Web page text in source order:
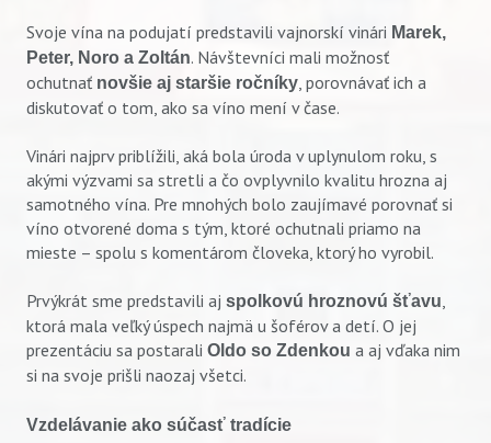
Svoje vína na podujatí predstavili vajnorskí vinári Marek,
Peter, Noro a Zoltán. Návštevníci mali možnosť
ochutnať novšie aj staršie ročníky , porovnávať ich a
diskutovať o tom, ako sa víno mení v čase.
Vinári najprv priblížili, aká bola úroda v uplynulom roku, s
akými výzvami sa stretli a čo ovplyvnilo kvalitu hrozna aj
samotného vína. Pre mnohých bolo zaujímavé porovnať si
víno otvorené doma s tým, ktoré ochutnali priamo na
mieste – spolu s komentárom človeka, ktorý ho vyrobil.
Prvýkrát sme predstavili aj spolkovú hroznovú šťavu,
ktorá mala veľký úspech najmä u šoférov a detí. O jej
prezentáciu sa postarali Oldo so Zdenkou a aj vďaka nim
si na svoje prišli naozaj všetci.
Vzdelávanie ako súčasť tradície